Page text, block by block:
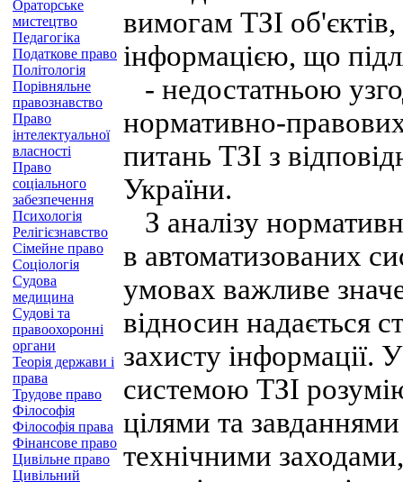
Ораторське
мистецтво
Педагогіка
Податкове право
Політологія
Порівняльне
правознавство
Право
інтелектуальної
власності
Право
соціального
забезпечення
Психологія
Релігієзнавство
Сімейне право
Соціологія
Судова
медицина
Судові та
правоохоронні
органи
Теорія держави і
права
Трудове право
Філософія
Філософія права
Фінансове право
Цивільне право
Цивільний
вимогам ТЗІ
інформацією, що
- недостатньою
нормативно-
питань ТЗІ з
України.
З аналізу
в автоматизованих
умовах важливе
відносин надається
захисту інформації.
системою ТЗІ
цілями та
технічними